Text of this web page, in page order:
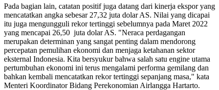
Pada bagian lain, catatan positif juga datang dari kinerja ekspor yang
mencatatkan angka sebesar 27,32 juta dolar AS. Nilai yang dicapai
itu juga mengungguli rekor tertinggi sebelumnya pada Maret 2022
yang mencapai 26,50 juta dolar AS. "Neraca perdagangan
merupakan determinan yang sangat penting dalam mendorong
percepatan pemulihan ekonomi dan menjaga ketahanan sektor
eksternal Indonesia. Kita bersyukur bahwa salah satu engine utama
pertumbuhan ekonomi ini terus mengalami performa gemilang dan
bahkan kembali mencatatkan rekor tertinggi sepanjang masa," kata
Menteri Koordinator Bidang Perekonomian Airlangga Hartarto.